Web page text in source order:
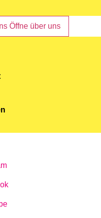
Öffne über uns